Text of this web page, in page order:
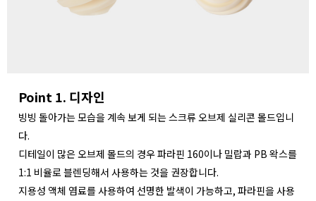
Point 1. 디자인
빙빙 돌아가는 모습을 계속 보게 되는 스크류 오브제 실리콘 몰드입니
다.
디테일이 많은 오브제 몰드의 경우 파라핀 160이나 밀랍과 PB 왁스를
1:1 비율로 블렌딩해서 사용하는 것을 권장합니다.
지용성 액체 염료를 사용하여 선명한 발색이 가능하고, 파라핀을 사용